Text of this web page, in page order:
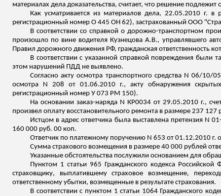
материалах дела доказательства, считает, что решение
Как усматривается из материалов дела, 22.05.2010 г.
регистрационный номер О 445 ОН 62), застрахованный ООО
В соответствии со справкой о дорожно-транспортном
произошло по вине водителя Кузнецова А.В., управлявшего
Правил дорожного движения РФ, гражданская ответственность
В соответствии с указанной справкой повреждения
этом нарушений ПДД не выявлено.
Согласно акту осмотра транспортного средства N 06/
осмотра N 208 от 01.06.2010 г., акту обнаружения
регистрационный номер У 073 РМ 150).
На основаниизаказ-наряда N КР0034 от 29.05.2010 г.,
произвел оплату восстановительного ремонта в размере 237 127
Истцом в адрес ответчика была выставлена претензия N
160 000 руб. 00 коп.
Ответчик по платежному поручению N 653 от 01.12.2010 г.
Сумма страхового возмещения в размере 40 000 рублей
Указанные обстоятельства послужили основанием для
Пунктом 1 статьи 965 Гражданского кодекса
страховщику, выплатившему страховое возмещение,
ответственному убытки, возмещенные в результате страхования.
В соответствии с пунктом 1 статьи 1064 Гражданского